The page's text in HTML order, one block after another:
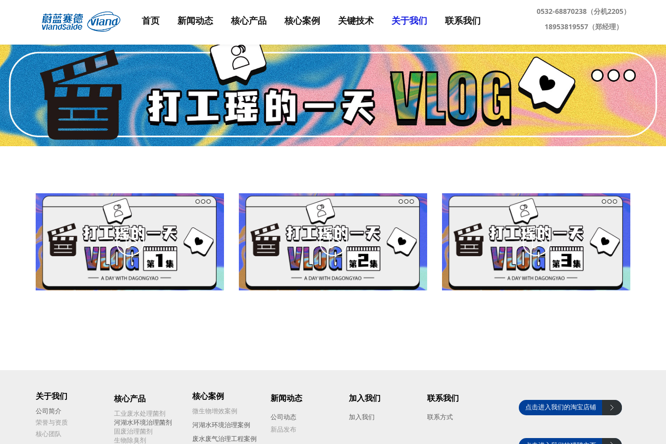
首页 新闻动态 核心产品 核心案例 关键技术 关于我们 联系我们
0532-68870238（分机2205）
18953819557（郑经理）
关于我们
公司简介
荣誉与资质
核心团队
核心产品
工业废水处理菌剂
河湖水环境治理菌剂
固废治理菌剂
生物除臭剂
核心案例
微生物增效案例
河湖水环境治理案例
废水废气治理工程案例
新闻动态
公司动态
新品发布
加入我们
加入我们
联系我们
联系方式
点击进入我们的淘宝店铺